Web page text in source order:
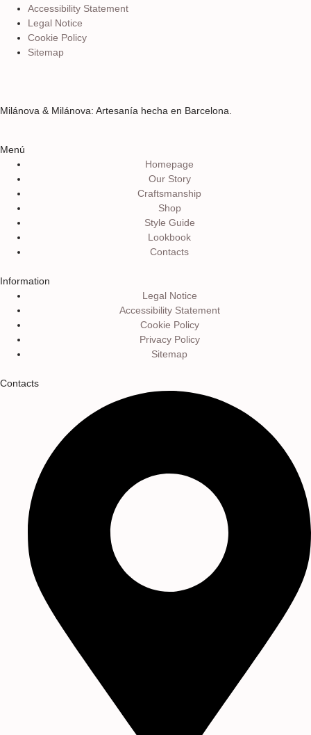
Accessibility Statement
Legal Notice
Cookie Policy
Sitemap
Milánova & Milánova: Artesanía hecha en Barcelona.
Menú
Homepage
Our Story
Craftsmanship
Shop
Style Guide
Lookbook
Contacts
Information
Legal Notice
Accessibility Statement
Cookie Policy
Privacy Policy
Sitemap
Contacts